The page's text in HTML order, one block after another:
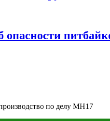
по делу MH17